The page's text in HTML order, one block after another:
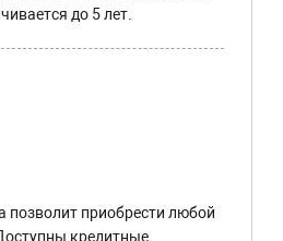
до 5 лет.
позволит приобрести любой
кредитные